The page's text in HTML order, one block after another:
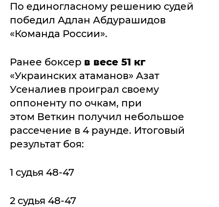
По единогласному решению судей
победил Адлан Абдурашидов
«Команда России».
Ранее боксер в весе 51 кг
«Украинских атаманов» Азат
Усеналиев проиграл своему
оппоненту по очкам, при
этом Веткин получил небольшое
рассечение в 4 раунде. Итоговый
результат боя:
1 судья 48-47
2 судья 48-47